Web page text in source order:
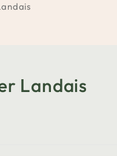
Landais